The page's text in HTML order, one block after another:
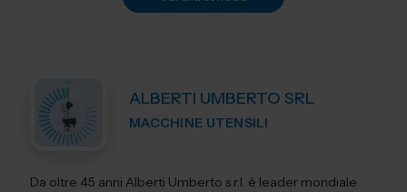
ALBERTI UMBERTO SRL
MACCHINE UTENSILI
Da oltre 45 anni Alberti Umberto s.r.l. è leader mondiale